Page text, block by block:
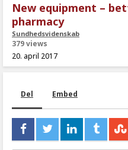
New equipment –
pharmacy
Sundhedsvidenskab
379 views
20. april 2017
Del Embed